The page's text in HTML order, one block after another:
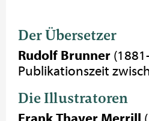
Der Übersetzer
Rudolf Brunner
Publikationszeit
Die Illustratoren